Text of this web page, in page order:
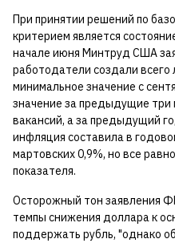
При принятии решений по
критерием является
начале июня Минтруд США
работодатели создали
минимальное значение с
значение за предыдущие
вакансий, а за предыдущий
инфляция составила в
мартовских 0,9%, но все
показателя.
Осторожный тон заявления
темпы снижения доллара к
поддержать рубль, "однако